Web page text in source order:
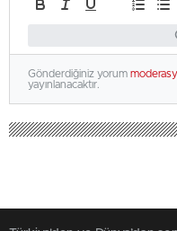
Gönderdiğiniz yorum
yayınlanacaktır.